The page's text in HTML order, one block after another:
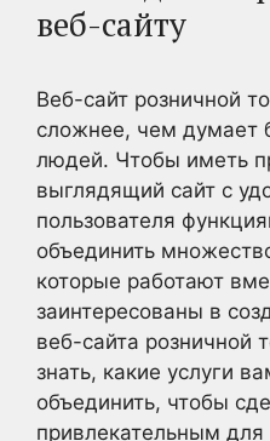
веб-сайту
Веб-сайт розничной
сложнее, чем думает
людей. Чтобы иметь
выглядящий сайт с
пользователя
объединить
которые работают
заинтересованы в
веб-сайта розничной
знать, какие услуги
объединить, чтобы
привлекательным для